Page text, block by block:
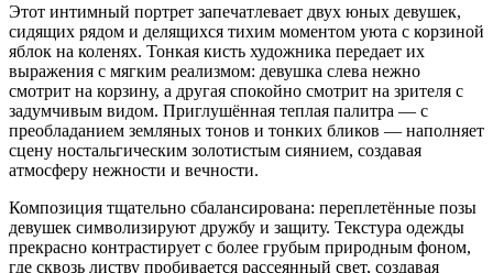
Этот интимный портрет запечатлевает двух юных девушек,
сидящих рядом и делящихся тихим моментом уюта с корзиной
яблок на коленях. Тонкая кисть художника передает их
выражения с мягким реализмом: девушка слева нежно
смотрит на корзину, а другая спокойно смотрит на зрителя с
задумчивым видом. Приглушённая теплая палитра — с
преобладанием земляных тонов и тонких бликов — наполняет
сцену ностальгическим золотистым сиянием, создавая
атмосферу нежности и вечности.
Композиция тщательно сбалансирована: переплетённые позы
девушек символизируют дружбу и защиту. Текстура одежды
прекрасно контрастирует с более грубым природным фоном,
где сквозь листву пробивается рассеянный свет, создавая